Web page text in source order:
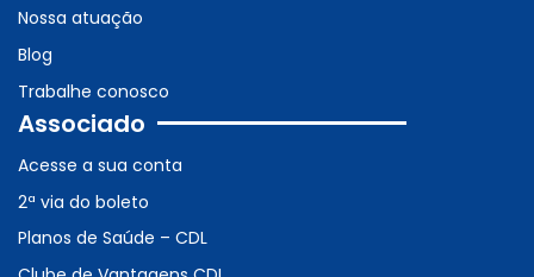
Nossa atuação
Blog
Trabalhe conosco
Associado
Acesse a sua conta
2ª via do boleto
Planos de Saúde – CDL